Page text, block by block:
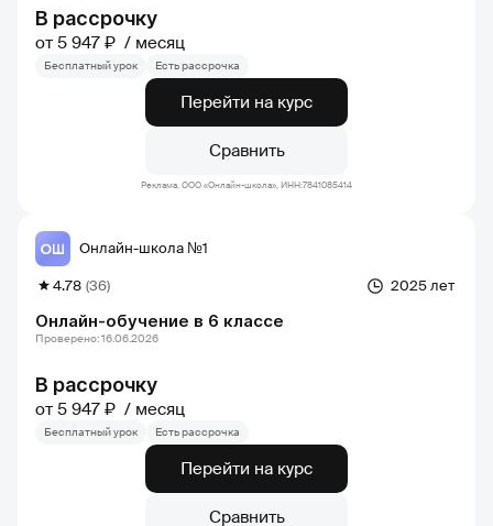
В рассрочку
от 5 947 ₽ месяц
Бесплатный урок Есть рассрочка
Перейти на курс
Сравнить
Реклама. ООО «Онлайн-школа», ИНН:7841085414
Онлайн-обучение в 6 классе
2025 лет
4.78 (36)
Онлайн-школа №1
В рассрочку
от 5 947 ₽ месяц
Проверено: 16.06.2026
Бесплатный урок Есть рассрочка
Перейти на курс
Сравнить